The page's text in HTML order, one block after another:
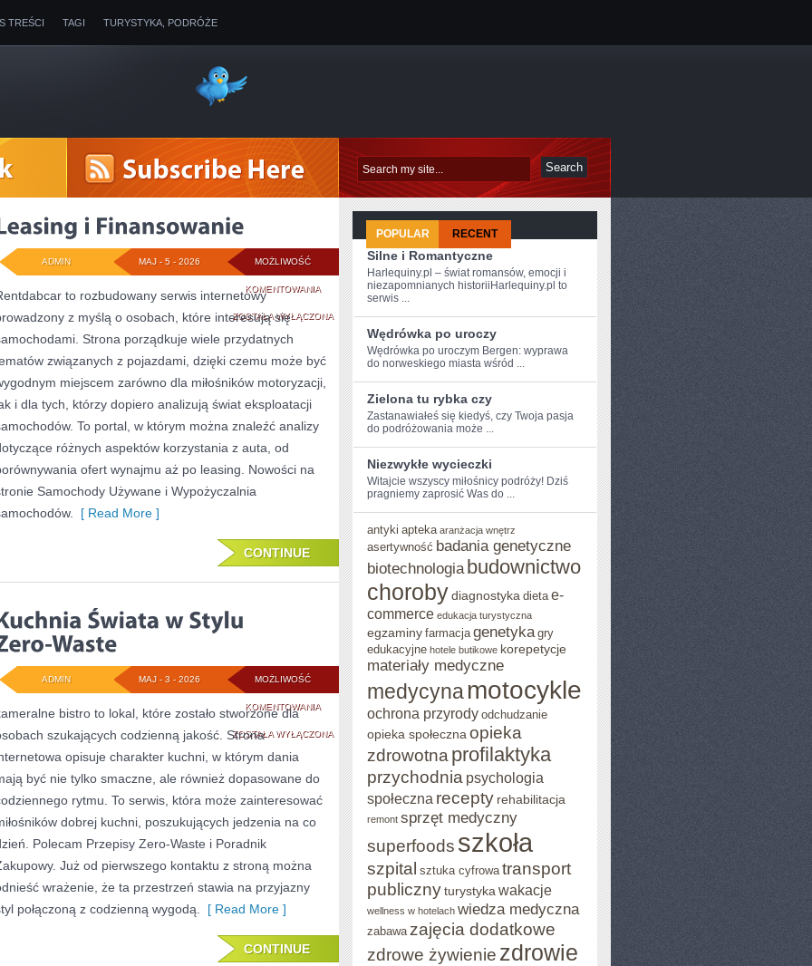
TREŚCI TAGI TURYSTYKA, PODRÓŻE
MOŻLIWOŚĆ
KOMENTOWANIALEASING
I
FINANSOWANIE
ZOSTAŁA WYŁĄCZONA
MAJ - 5 - 2026
ADMIN
to rozbudowany serwis internetowy
z myślą o osobach, które interesują się
Strona porządkuje wiele przydatnych
związanych z pojazdami, dzięki czemu może być
miejscem zarówno dla miłośników motoryzacji,
i dla tych, którzy dopiero analizują świat eksploatacji
To portal, w którym można znaleźć analizy
różnych aspektów korzystania z auta, od
ofert wynajmu aż po leasing. Nowości na
Samochody Używane i Wypożyczalnia
[ Read More ]
CONTINUE
MOŻLIWOŚĆ
KOMENTOWANIAKUCHNIA
ŚWIATA
STYLU
ZERO-
WASTE
ZOSTAŁA WYŁĄCZONA
MAJ - 3 - 2026
ADMIN
bistro to lokal, które zostało stworzone dla
szukających codzienną jakość. Strona
opisuje charakter kuchni, w którym dania
być nie tylko smaczne, ale również dopasowane do
rytmu. To serwis, która może zainteresować
dobrej kuchni, poszukujących jedzenia na co
Polecam Przepisy Zero-Waste i Poradnik
Już od pierwszego kontaktu z stroną można
wrażenie, że ta przestrzeń stawia na przyjazny
połączoną z codzienną wygodą.
[ Read More ]
CONTINUE
POPULAR RECENT
Silne i Romantyczne
Harlequiny.pl – świat romansów, emocji i
niezapomnianych historiiHarlequiny.pl to
serwis ...
Wędrówka po uroczy
Wędrówka⁤ po ‍uroczym Bergen: ⁣wyprawa
do⁢ norweskiego miasta wśród ...
Zielona tu rybka czy
Zastanawiałeś się kiedyś, czy Twoja⁢ pasja⁤
do podróżowania ‌może ...
Niezwykłe wycieczki
Witajcie wszyscy miłośnicy podróży! Dziś​
pragniemy zaprosić Was do ...
antyki apteka aranżacja wnętrz
asertywność badania genetyczne
biotechnologia budownictwo
chorobydiagnostyka dieta e-
commerce edukacja turystyczna
egzaminy farmacja genetyka gry
edukacyjne hotele butikowe korepetycje
materiały medyczne
medycynamotocykle
ochrona przyrody odchudzanie
opieka społeczna opieka
zdrowotna profilaktyka
przychodnia psychologia
społeczna recepty rehabilitacja
remont sprzęt medyczny
superfoods szkoła
szpital sztuka cyfrowa transport
publicznyturystyka wakacje
wellness w hotelach wiedza medyczna
zabawa zajęcia dodatkowe
zdrowe żywienie zdrowie